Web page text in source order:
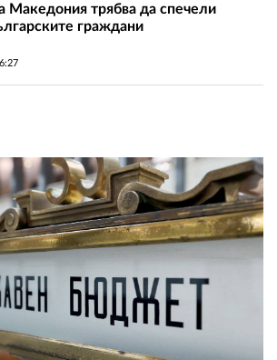
Македония трябва да спечели
граждани